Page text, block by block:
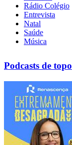
Rádio Colégio
Entrevista
Natal
Saúde
Música
Podcasts de topo